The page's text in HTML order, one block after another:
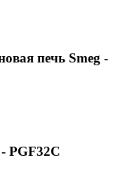
печь Smeg -
PGF32C